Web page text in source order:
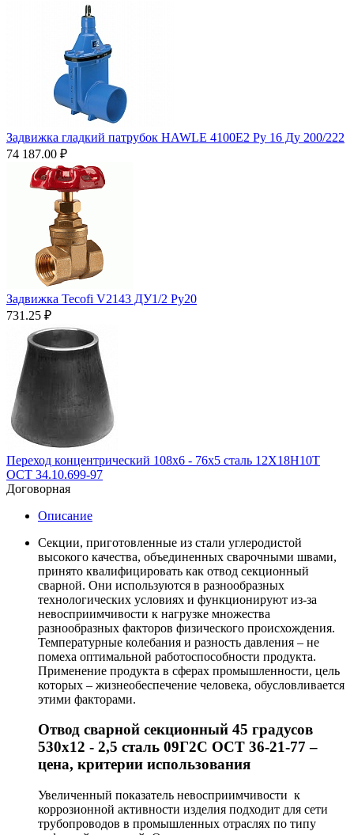
Задвижка гладкий патрубок HAWLE 4100Е2 Ру 16 Ду 200/222
74 187.00 ₽
Задвижка Tecofi V2143 ДУ1/2 Ру20
731.25 ₽
Переход концентрический 108х6 - 76х5 сталь 12Х18Н10Т
ОСТ 34.10.699-97
Договорная
Описание
Секции, приготовленные из стали углеродистой
высокого качества, объединенных сварочными швами,
принято квалифицировать как отвод секционный
сварной. Они используются в разнообразных
технологических условиях и функционируют из-за
невосприимчивости к нагрузке множества
разнообразных факторов физического происхождения.
Температурные колебания и разность давления – не
помеха оптимальной работоспособности продукта.
Применение продукта в сферах промышленности, цель
которых – жизнеобеспечение человека, обусловливается
этими факторами.
Отвод сварной секционный 45 градусов
530х12 - 2,5 сталь 09Г2С ОСТ 36-21-77 –
цена, критерии использования
Увеличенный показатель невосприимчивости к
коррозионной активности изделия подходит для сети
трубопроводов в промышленных отраслях по типу